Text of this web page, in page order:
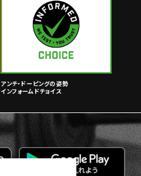
アンチ・ドーピングの姿勢
インフォームドチョイス